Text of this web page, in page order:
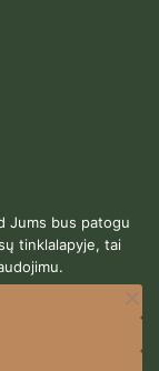
Jums bus patogu
tinklalapyje, tai